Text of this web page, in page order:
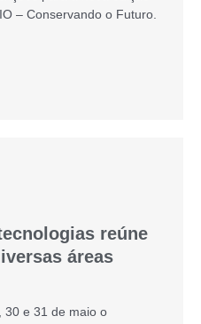
– Conservando o Futuro.
reúne
áreas
30 e 31 de maio o